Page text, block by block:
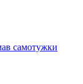
самотужки